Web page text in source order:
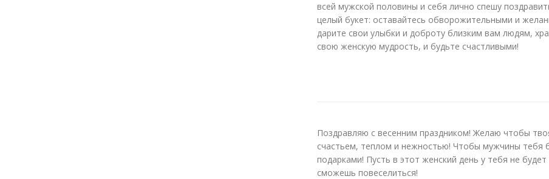
всей мужской половины и себя лично спешу
целый букет: оставайтесь обворожительными и
дарите свои улыбки и доброту близким вам людям,
свою женскую мудрость, и будьте счастливыми!
Поздравляю с весенним праздником! Желаю чтобы
счастьем, теплом и нежностью! Чтобы мужчины тебя
подарками! Пусть в этот женский день у тебя не
сможешь повеселиться!